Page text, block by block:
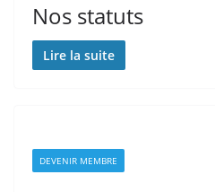
Nos statuts
Lire la suite
DEVENIR MEMBRE